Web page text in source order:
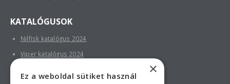
KATALÓGUSOK
Nilfisk katalógus 2024
Viper katalógus 2024
×
Ez a weboldal sütiket használ